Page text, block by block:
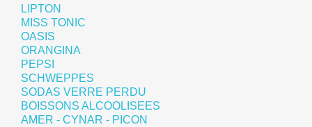
LIPTON
MISS TONIC
OASIS
ORANGINA
PEPSI
SCHWEPPES
SODAS VERRE PERDU
BOISSONS ALCOOLISEES
AMER - CYNAR - PICON